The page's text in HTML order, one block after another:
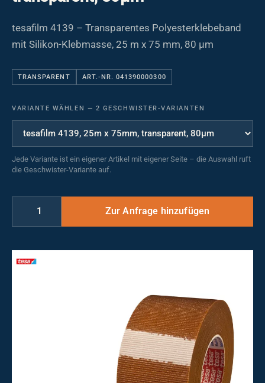
tesafilm 4139 – Transparentes Polyesterklebeband
mit Silikon-Klebmasse, 25 m x 75 mm, 80 µm
TRANSPARENT ART.-NR. 041390000300
VARIANTE WÄHLEN — 2 GESCHWISTER-VARIANTEN
Jede Variante ist ein eigener Artikel mit eigener Seite – die Auswahl ruft
die Geschwister-Variante auf.